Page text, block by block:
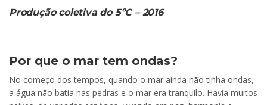
Produção coletiva do 5ºC – 2016
Por que o mar tem ondas?
No começo dos tempos, quando o mar ainda não tinha ondas,
a água não batia nas pedras e o mar era tranquilo. Havia muitos